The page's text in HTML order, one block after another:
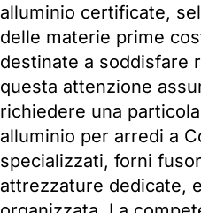
alluminio certificate,
delle materie prime
destinate a soddisfare
questa attenzione
richiedere una
alluminio per arredi a
specializzati, forni
attrezzature dedicate,